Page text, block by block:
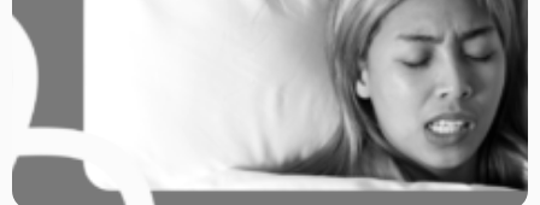
sem tratamento pode
apresentar
manifestações na
forma de sonolência